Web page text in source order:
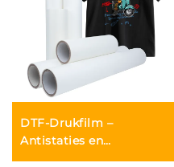
DTF-Drukfilm –
Antistaties en
Vochtbestand